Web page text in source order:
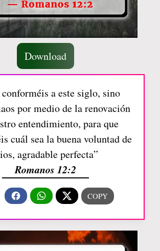
Download
conforméis a este siglo, sino
por medio de la renovación
entendimiento, para que
cuál sea la buena voluntad de
agradable perfecta”
Romanos 12:2